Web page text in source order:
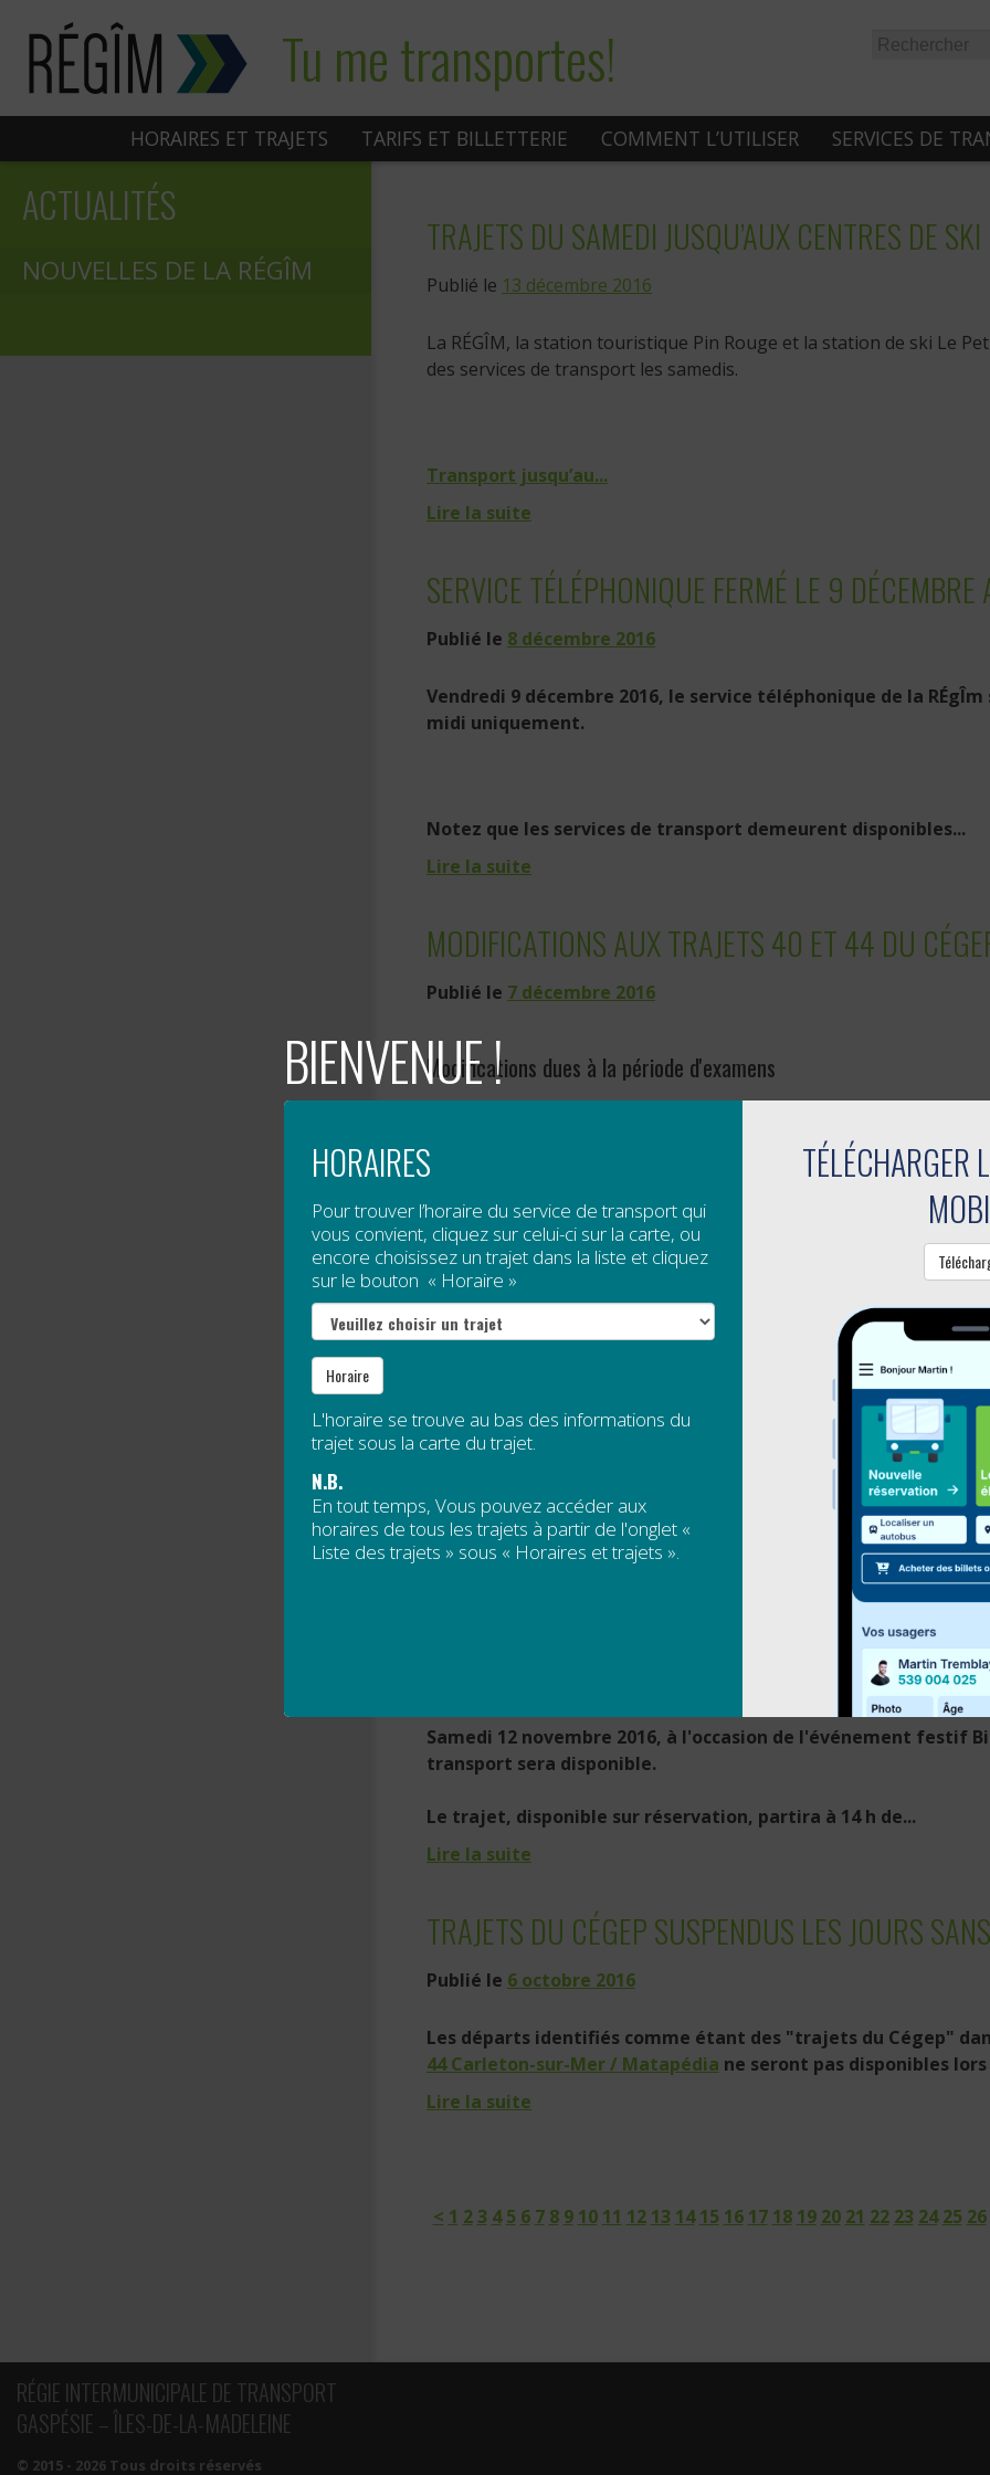
contenu
Tu me transportes!
HORAIRES ET TRAJETS TARIFS ET BILLETTERIE COMMENT L’UTILISER SERVICES DE
ACTUALITÉS
NOUVELLES DE LA RÉGÎM
TRAJETS DU SAMEDI JUSQU’AUX CENTRES DE
Publié le 13 décembre 2016
La RÉGÎM, la station touristique Pin Rouge et la station de ski Le
des services de transport les samedis.
Transport jusqu’au...
Lire la suite
SERVICE TÉLÉPHONIQUE FERMÉ LE 9 DÉCEMBRE
Publié le 8 décembre 2016
Vendredi 9 décembre 2016, le service téléphonique de la
midi uniquement.
Notez que les services de transport demeurent disponibles...
Lire la suite
MODIFICATIONS AUX TRAJETS 40 ET 44 DU
Publié le 7 décembre 2016
Modifications dues à la période d'examens
Paspébiac
Lire la suite
EN HAUTE-GASPÉSIE, LES TRAJETS DU
Publié le
Le service de transport collectif de la RÉGÎM est offert
décembre 2016.
Les vendredis de décembre, les voyages de mi-journée...
Lire la suite
TRAJET « BIÈRES ET BOUFFE BONAVENTURE »
Samedi 12 novembre 2016, à l'occasion de l'événement festif
transport sera disponible.
Le trajet, disponible sur réservation, partira à 14 h de...
Lire la suite
TRAJETS DU CÉGEP SUSPENDUS LES JOURS
Publié le 6 octobre 2016
Les départs identifiés comme étant des "trajets du Cégep"
44 Carleton-sur-Mer / Matapédia ne seront pas disponibles
Lire la suite
< 1 2 3 4 5 6 7 8 9 10 11 12 13 14 15 16 17 18 19 20 21 22 23 24 25 26
RÉGIE INTERMUNICIPALE DE TRANSPORT
GASPÉSIE – ÎLES-DE-LA-MADELEINE
© 2015 - 2026 Tous droits réservés
BIENVENUE !
HORAIRES
Pour trouver l’horaire du service de transport qui
vous convient, cliquez sur celui-ci sur la carte, ou
encore choisissez un trajet dans la liste et cliquez
sur le bouton « Horaire »
Horaire
L'horaire se trouve au bas des informations du
trajet sous la carte du trajet.
N.B.
En tout temps, Vous pouvez accéder aux
horaires de tous les trajets à partir de l'onglet «
Liste des trajets » sous « Horaires et trajets ».
TÉLÉCHARGER